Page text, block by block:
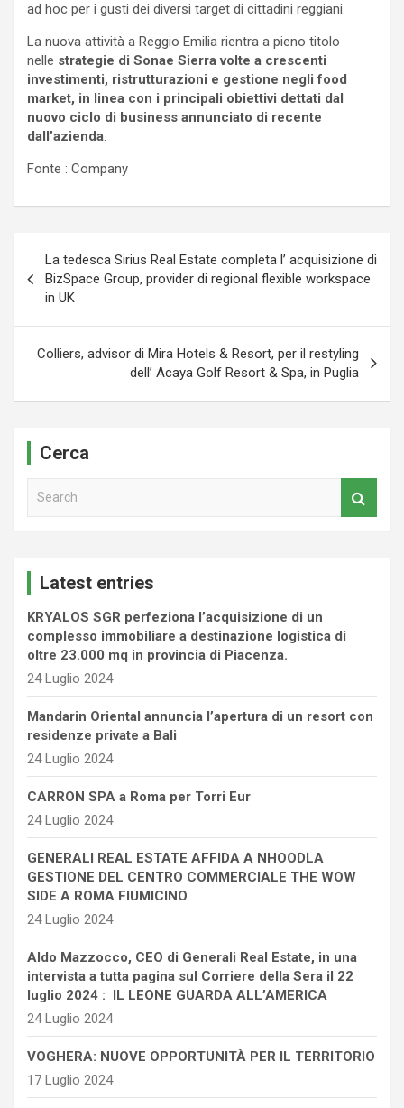
ad hoc per i gusti dei diversi target di cittadini reggiani.
La nuova attività a Reggio Emilia rientra a pieno titolo
nelle strategie di Sonae Sierra volte a crescenti
investimenti, ristrutturazioni e gestione negli food
market, in linea con i principali obiettivi dettati dal
nuovo ciclo di business annunciato di recente
dall’azienda.
Fonte : Company
articoli
La tedesca Sirius Real Estate completa l’ acquisizione di
BizSpace Group, provider di regional flexible workspace
in UK
Colliers, advisor di Mira Hotels & Resort, per il restyling
dell’ Acaya Golf Resort & Spa, in Puglia
Cerca
Latest entries
KRYALOS SGR perfeziona l’acquisizione di un
complesso immobiliare a destinazione logistica di
oltre 23.000 mq in provincia di Piacenza.
24 Luglio 2024
Mandarin Oriental annuncia l’apertura di un resort con
residenze private a Bali
24 Luglio 2024
CARRON SPA a Roma per Torri Eur
24 Luglio 2024
GENERALI REAL ESTATE AFFIDA A NHOODLA
GESTIONE DEL CENTRO COMMERCIALE THE WOW
SIDE A ROMA FIUMICINO
24 Luglio 2024
Aldo Mazzocco, CEO di Generali Real Estate, in una
intervista a tutta pagina sul Corriere della Sera il 22
luglio 2024 : IL LEONE GUARDA ALL’AMERICA
24 Luglio 2024
VOGHERA: NUOVE OPPORTUNITÀ PER IL TERRITORIO
17 Luglio 2024